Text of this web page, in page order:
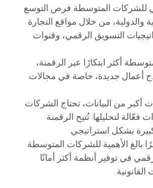
للشركات المتوسطة فرص التوسع
والدولية، من خلال مواقع التجارة
التسويق الرقمي، وقنوات
أكثر ابتكارًا عبر الرقمنة،
أعمال جديدة، خاصة في مجالات
أكبر من البيانات، تحتاج الشركات
لتحليلها. تُتيح الرقمنة
بشكل استراتيجي.
بالغ الأهمية للشركات المتوسطة.
في توفير أنظمة أكثر أمانًا